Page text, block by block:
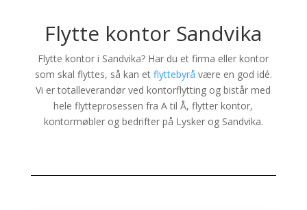
Flytte kontor Sandvika
Flytte kontor i Sandvika? Har du et firma eller kontor
som skal flyttes, så kan et flyttebyrå være en god idé.
Vi er totalleverandør ved kontorflytting og bistår med
hele flytteprosessen fra A til Å, flytter kontor,
kontormøbler og bedrifter på Lysker og Sandvika.